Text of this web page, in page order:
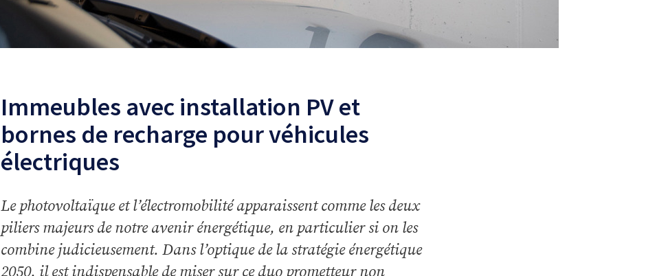
Immeubles avec installation PV et
bornes de recharge pour véhicules
électriques
Le photovoltaïque et l’électromobilité apparaissent comme les deux
piliers majeurs de notre avenir énergétique, en particulier si on les
combine judicieusement. Dans l’optique de la stratégie énergétique